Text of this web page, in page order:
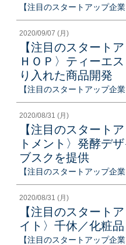
【注目のスタートアップ企業
2020/09/07 (月)
【注目のスタート
ＨＯＰ〉ティーエ
り入れた商品開発
【注目のスタートアップ企業
2020/08/31 (月)
【注目のスタート
トメント〉発酵デ
ブスクを提供
【注目のスタートアップ企業
2020/08/31 (月)
【注目のスタート
イト〉千休／化粧
【注目のスタートアップ企業